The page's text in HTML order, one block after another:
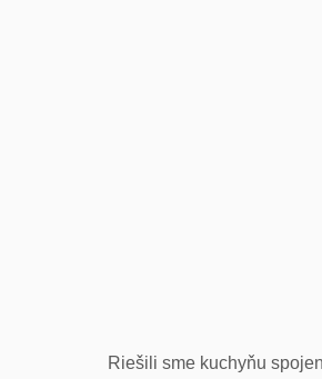
Riešili sme kuchyňu